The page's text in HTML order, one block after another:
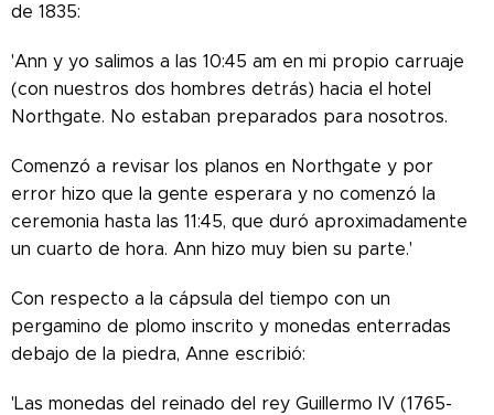
de 1835:
'Ann y yo salimos a las 10:45 am en mi propio carruaje
(con nuestros dos hombres detrás) hacia el hotel
Northgate. No estaban preparados para nosotros.
Comenzó a revisar los planos en Northgate y por
error hizo que la gente esperara y no comenzó la
ceremonia hasta las 11:45, que duró aproximadamente
un cuarto de hora. Ann hizo muy bien su parte.'
Con respecto a la cápsula del tiempo con un
pergamino de plomo inscrito y monedas enterradas
debajo de la piedra, Anne escribió:
'Las monedas del reinado del rey Guillermo IV (1765-